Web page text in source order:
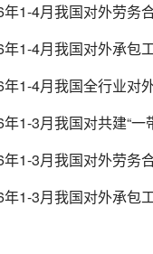
年1-4月我国对外劳务
年1-4月我国对外承包
年1-4月我国全行业对
1-3月我国对共建“一
年1-3月我国对外劳务
年1-3月我国对外承包